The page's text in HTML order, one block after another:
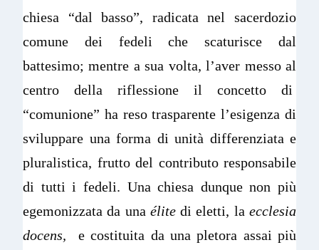
chiesa “dal basso”, radicata nel sacerdozio
comune dei fedeli che scaturisce dal
battesimo; mentre a sua volta, l’aver messo al
centro della riflessione il concetto di
“comunione” ha reso trasparente l’esigenza di
sviluppare una forma di unità differenziata e
pluralistica, frutto del contributo responsabile
di tutti i fedeli. Una chiesa dunque non più
egemonizzata da una élitedi eletti, laecclesia
docens,
e costituita da una pletora assai più